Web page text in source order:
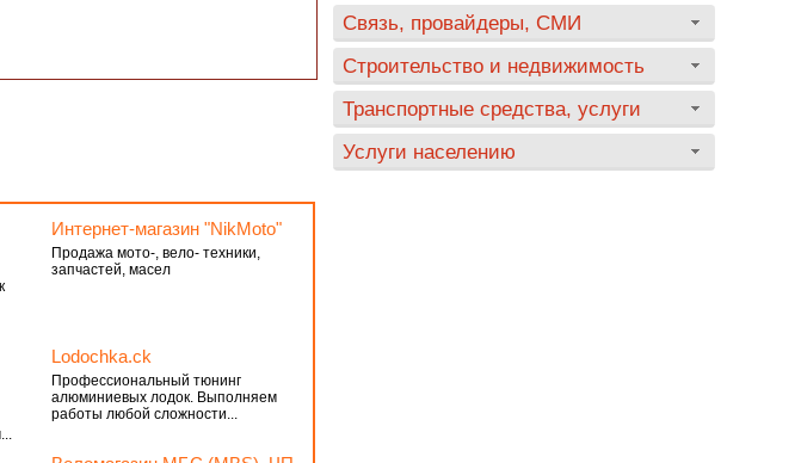
Интернет-магазин "NikMoto"
Продажа мото-, вело- техники,
запчастей, масел
Lodochka.ck
Профессиональный тюнинг
алюминиевых лодок. Выполняем
работы любой сложности...
Связь, провайдеры, СМИ
Строительство и недвижимость
Транспортные средства, услуги
Услуги населению